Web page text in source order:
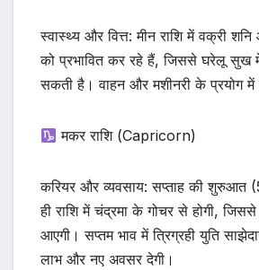
स्वास्थ्य और वित्त: मीन राशि में वक्री
को प्रभावित कर रहे हैं, जिससे घरेलू
सकती है। वाहन और मशीनरी के प्रयोग में
मकर राशि (Capricorn)
करियर और व्यवसाय: सप्ताह की शुरुआत
ही राशि में चंद्रमा के गोचर से होगी,
आएगी। सप्तम भाव में त्रिग्रही युति
लाभ और नए अवसर देगी।